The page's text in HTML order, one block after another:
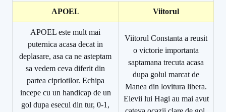
APOEL Viitorul
APOEL este mult mai
puternica acasa decat in
deplasare, asa ca ne asteptam
sa vedem ceva diferit din
partea cipriotilor. Echipa
incepe cu un handicap de un
gol dupa esecul din tur, 0-1,
Viitorul Constanta a reusit
o victorie importanta
saptamana trecuta acasa
dupa golul marcat de
Manea din lovitura libera.
Elevii lui Hagi au mai avut